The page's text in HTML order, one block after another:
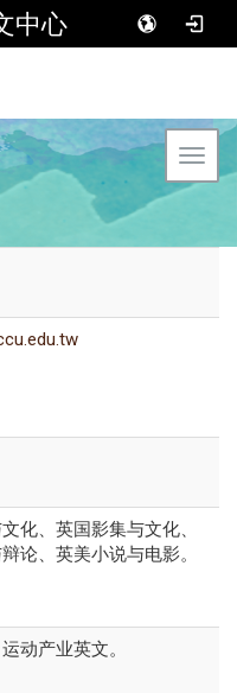
中心
化、英国影集与文化、
论、英美小说与电影。
动产业英文。